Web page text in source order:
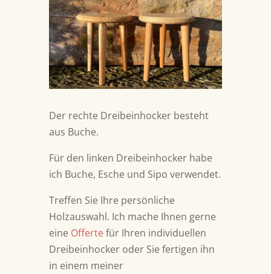
Der rechte Dreibeinhocker besteht
aus Buche.
Für den linken Dreibeinhocker habe
ich Buche, Esche und Sipo verwendet.
Treffen Sie Ihre persönliche
Holzauswahl. Ich mache Ihnen gerne
eine Offertefür Ihren individuellen
Dreibeinhocker oder Sie fertigen ihn
in einem meiner